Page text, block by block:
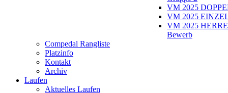
VM 2025
VM 2025
VM 2025
Bewerb
Compedal Rangliste
Platzinfo
Kontakt
Archiv
Laufen
Aktuelles Laufen